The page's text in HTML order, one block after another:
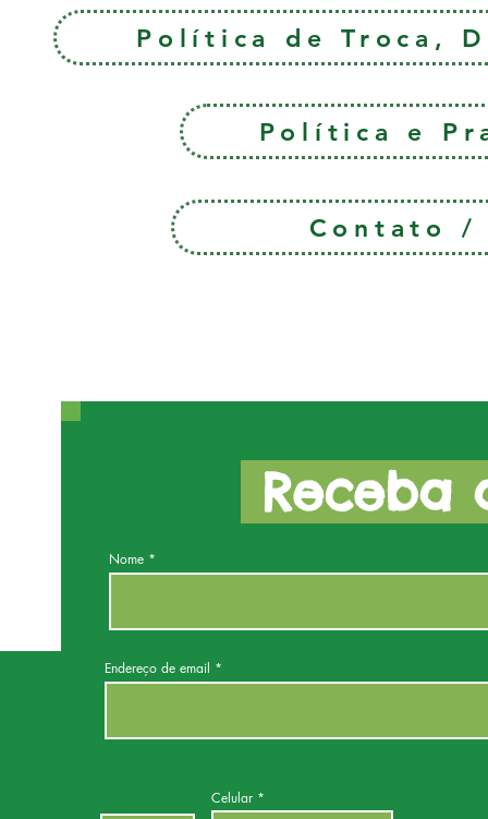
Política de Troca,
Política e
Contato /
Receba
Nome
Endereço de email
Celular